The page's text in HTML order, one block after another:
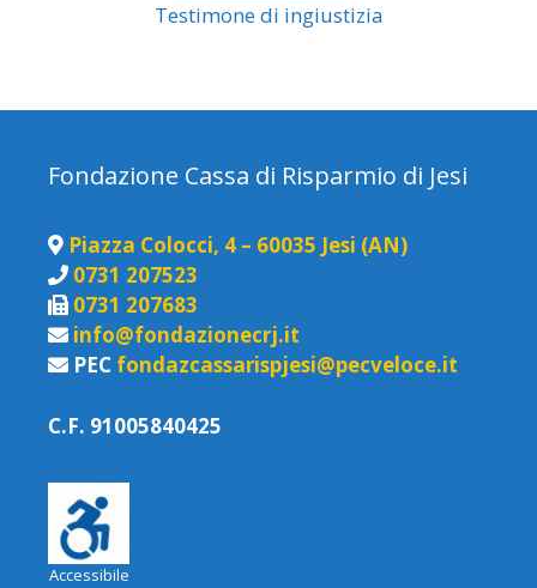
Testimone di ingiustizia
Fondazione Cassa di Risparmio di Jesi
Piazza Colocci, 4 – 60035 Jesi (AN)
0731 207523
0731 207683
info@fondazionecrj.it
PEC fondazcassarispjesi@pecveloce.it
C.F. 91005840425
Accessibile